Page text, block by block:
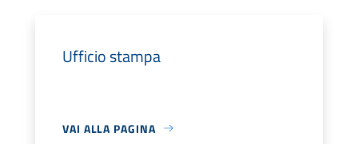
Ufficio stampa
VAI ALLA PAGINA